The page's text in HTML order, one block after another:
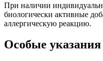
При наличии
биологически активные
аллергическую реакцию.
Особые указания